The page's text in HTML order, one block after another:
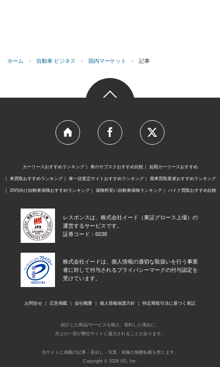
ホーム › 自動車 ビジネス › 国内マーケット › 記事
カーリースおすすめランキング 車のサブスクおすすめ比較 短期カーリースおすすめ
車買取おすすめランキング 車一括査定サイトおすすめランキング 廃車買取業者おすすめランキング
20代向け自動車保険おすすめランキング 保険料安い自動車保険ランキング バイク買取おすすめ比較
レスポンスは、株式会社イード（東証グロース上場）の
運営するサービスです。
証券コード：6038
株式会社イードは、個人情報の適切な取扱いを行う事業
者に対して付与されるプライバシーマークの付与認定を
受けています。
お問合せ 広告掲載 会社概要 個人情報保護方針 特定商取引法に基づく表記
紹介した商品/サービスを購入、契約した場合に、
売上の一部が弊社サイトに還元されることがあります。
当サイトに掲載の記事・見出し・写真・画像の無断転載を禁じます。
Copyright © 2026 IID, Inc.